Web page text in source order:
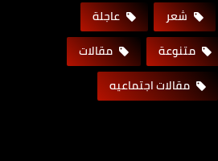
شعر
عاجلة
متنوعة
مقالات
مقالات اجتماعيه